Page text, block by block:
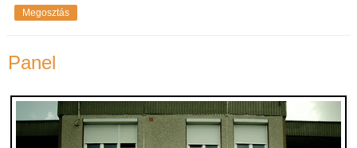
Megosztás
Panel